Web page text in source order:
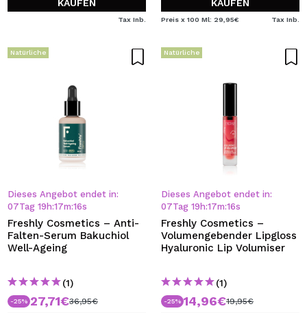
KAUFEN
Tax Inb.
KAUFEN
Preis x 100 Ml: 29,95€ Tax Inb.
Natürliche
Dieses Angebot endet in:
07Tag 19 h:17m:16s
Freshly Cosmetics – Anti-
Falten-Serum Bakuchiol
Well-Ageing
(1)
-25% 27,71€36,95€
Natürliche
Dieses Angebot endet in:
07Tag 19 h:17m:16s
Freshly Cosmetics –
Volumengebender Lipgloss
Hyaluronic Lip Volumiser
(1)
-25% 14,96€19,95€